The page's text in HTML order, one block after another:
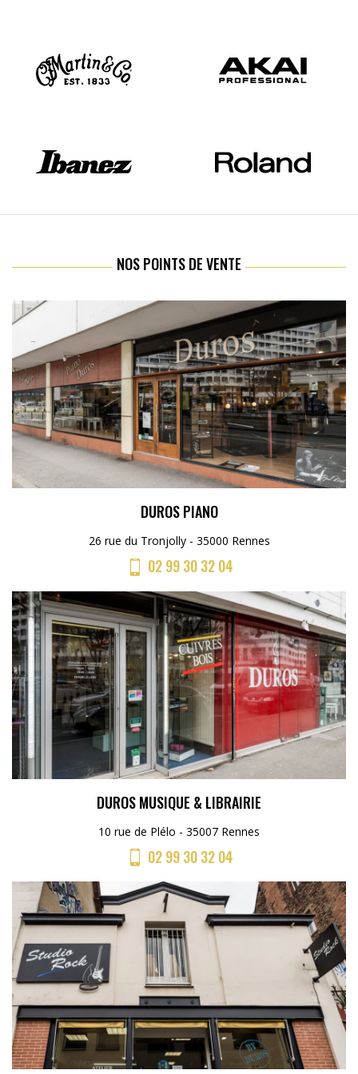
NOS POINTS DE VENTE
DUROS PIANO
26 rue du Tronjolly - 35000 Rennes
02 99 30 32 04
DUROS MUSIQUE & LIBRAIRIE
10 rue de Plélo - 35007 Rennes
02 99 30 32 04